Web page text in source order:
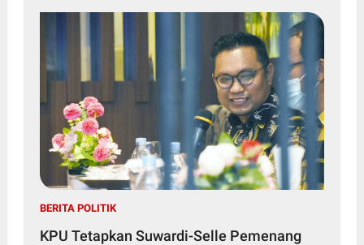
BERITA POLITIK
KPU Tetapkan Suwardi-Selle Pemenang